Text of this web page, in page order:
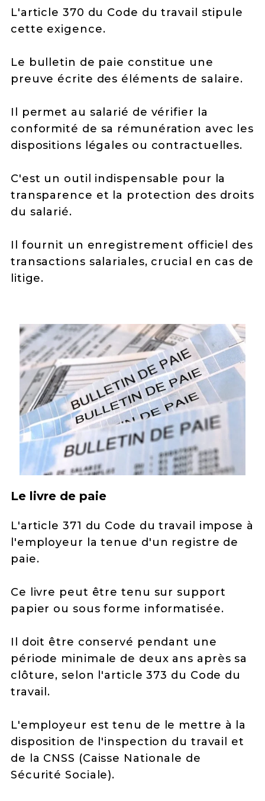
L'article 370 du Code du travail stipule
cette exigence.
Le bulletin de paie constitue une
preuve écrite des éléments de salaire.
Il permet au salarié de vérifier la
conformité de sa rémunération avec les
dispositions légales ou contractuelles.
C'est un outil indispensable pour la
transparence et la protection des droits
du salarié.
Il fournit un enregistrement officiel des
transactions salariales, crucial en cas de
litige.
Le livre de paie
L'article 371 du Code du travail impose à
l'employeur la tenue d'un registre de
paie.
Ce livre peut être tenu sur support
papier ou sous forme informatisée.
Il doit être conservé pendant une
période minimale de deux ans après sa
clôture, selon l'article 373 du Code du
travail.
L'employeur est tenu de le mettre à la
disposition de l'inspection du travail et
de la CNSS (Caisse Nationale de
Sécurité Sociale).